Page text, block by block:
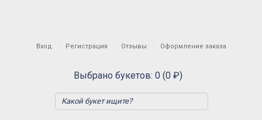
Вход Регистрация Отзывы Оформление заказа
Выбрано букетов: 0 (0 ₽)